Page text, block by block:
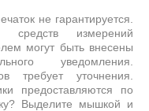
не гарантируется.
средств измерений
могут быть внесены
уведомления.
требует уточнения.
предоставляются по
Выделите мышкой и